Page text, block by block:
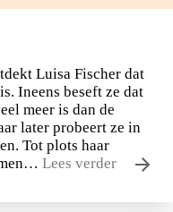
Luisa Fischer dat
Ineens beseft ze dat
meer is dan de
later probeert ze in
Tot plots haar
Lees verder